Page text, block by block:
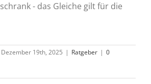
- das Gleiche gilt für die
Dezember 19th, 2025 | Ratgeber | 0